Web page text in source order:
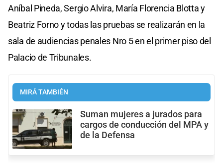
Aníbal Pineda, Sergio Alvira, María Florencia Blotta y
Beatriz Forno y todas las pruebas se realizarán en la
sala de audiencias penales Nro 5 en el primer piso del
Palacio de Tribunales.
MIRÁ TAMBIÉN
Suman mujeres a jurados para
cargos de conducción del MPA y
de la Defensa